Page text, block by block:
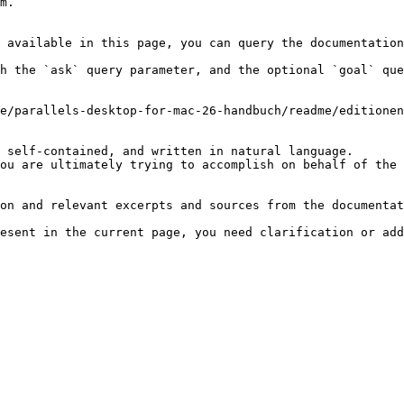
in this page, you can query the
the `ask` query parameter, and the optional `goal`
desktop-for-mac-26-handbuch/readme/
contained, and written in natural language.
are ultimately trying to accomplish on behalf of
relevant excerpts and sources from the
in the current page, you need clarification or